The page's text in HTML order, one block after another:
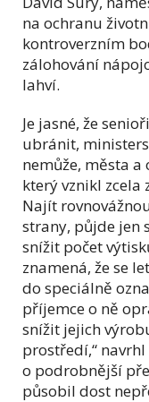
na ochranu
kontroverzním
zálohování
lahví.
Je jasné, že
ubránit,
nemůže, města
který vznikl zcela
Najít
strany, půjde jen
snížit počet
znamená, že se
do speciálně
příjemce o ně
snížit jejich
prostředí,“
o podrobnější
působil dost